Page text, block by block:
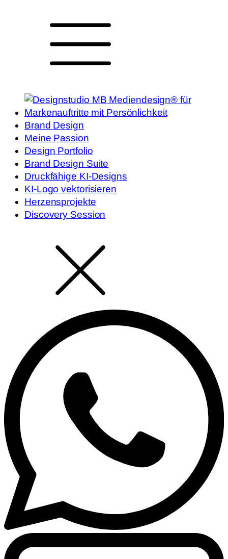
Brand Design
Meine Passion
Design Portfolio
Brand Design Suite
Druckfähige KI-Designs
KI-Logo vektorisieren
Herzensprojekte
Discovery Session